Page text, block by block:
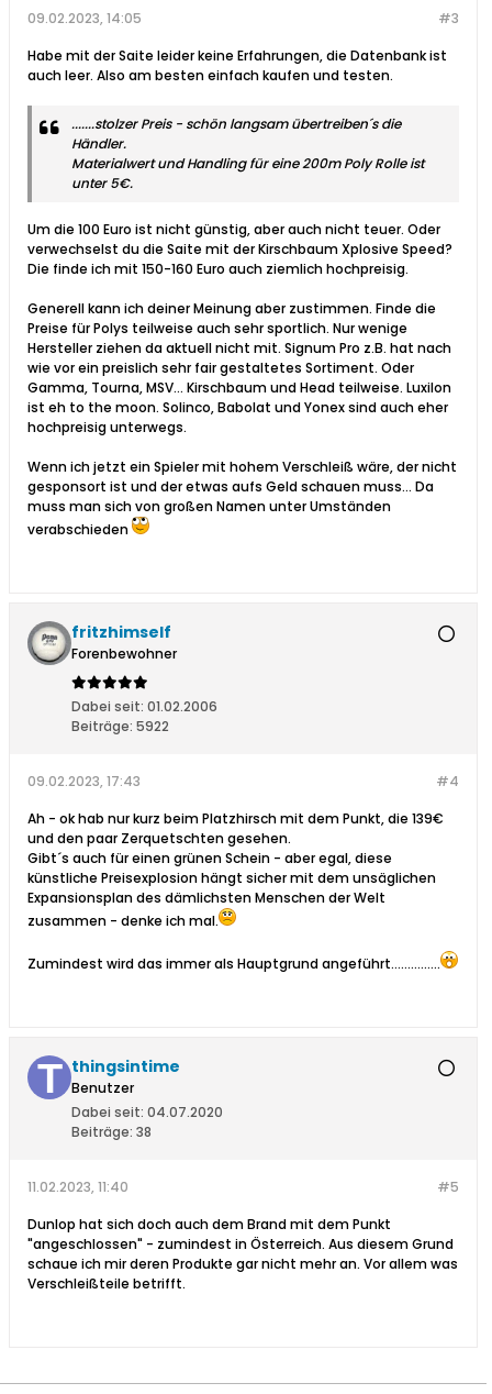
#3
09.02.2023, 14:05
Habe mit der Saite leider keine Erfahrungen, die Datenbank ist
auch leer. Also am besten einfach kaufen und testen.
.......stolzer Preis - schön langsam übertreiben´s die
Händler.
Materialwert und Handling für eine 200m Poly Rolle ist
unter 5€.
Um die 100 Euro ist nicht günstig, aber auch nicht teuer. Oder
verwechselst du die Saite mit der Kirschbaum Xplosive Speed?
Die finde ich mit 150-160 Euro auch ziemlich hochpreisig.
Generell kann ich deiner Meinung aber zustimmen. Finde die
Preise für Polys teilweise auch sehr sportlich. Nur wenige
Hersteller ziehen da aktuell nicht mit. Signum Pro z.B. hat nach
wie vor ein preislich sehr fair gestaltetes Sortiment. Oder
Gamma, Tourna, MSV... Kirschbaum und Head teilweise. Luxilon
ist eh to the moon. Solinco, Babolat und Yonex sind auch eher
hochpreisig unterwegs.
Wenn ich jetzt ein Spieler mit hohem Verschleiß wäre, der nicht
gesponsort ist und der etwas aufs Geld schauen muss... Da
muss man sich von großen Namen unter Umständen
verabschieden
fritzhimself
Forenbewohner
Dabei seit: 01.02.2006
Beiträge: 5922
#4
09.02.2023, 17:43
Ah - ok hab nur kurz beim Platzhirsch mit dem Punkt, die 139€
und den paar Zerquetschten gesehen.
Gibt´s auch für einen grünen Schein - aber egal, diese
künstliche Preisexplosion hängt sicher mit dem unsäglichen
Expansionsplan des dämlichsten Menschen der Welt
zusammen - denke ich mal.
Zumindest wird das immer als Hauptgrund angeführt...............
thingsintime
Benutzer
Dabei seit: 04.07.2020
Beiträge: 38
#5
11.02.2023, 11:40
Dunlop hat sich doch auch dem Brand mit dem Punkt
"angeschlossen" - zumindest in Österreich. Aus diesem Grund
schaue ich mir deren Produkte gar nicht mehr an. Vor allem was
Verschleißteile betrifft.